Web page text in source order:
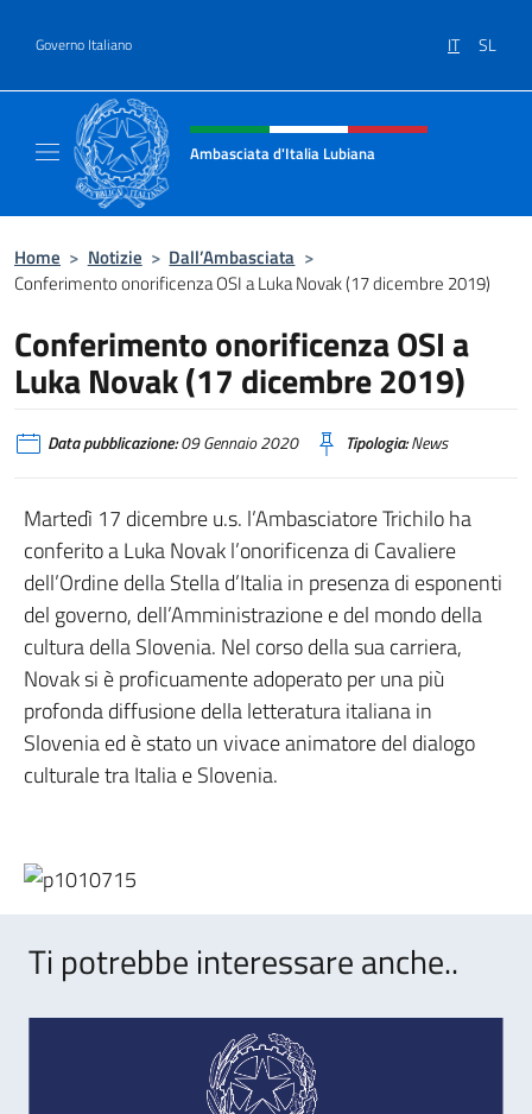
Governo Italiano IT SL
Intestazione sito, social e menù
Ambasciata d'Italia Lubiana
Home > Notizie > Dall’Ambasciata >
Conferimento onorificenza OSI a Luka Novak (17 dicembre 2019)
Conferimento onorificenza OSI a
Luka Novak (17 dicembre 2019)
Data pubblicazione:09 Gennaio 2020 Tipologia:News
Martedì 17 dicembre u.s. l’Ambasciatore Trichilo ha
conferito a Luka Novak l’onorificenza di Cavaliere
dell’Ordine della Stella d’Italia in presenza di esponenti
del governo, dell’Amministrazione e del mondo della
cultura della Slovenia. Nel corso della sua carriera,
Novak si è proficuamente adoperato per una più
profonda diffusione della letteratura italiana in
Slovenia ed è stato un vivace animatore del dialogo
culturale tra Italia e Slovenia.
Ti potrebbe interessare anche..